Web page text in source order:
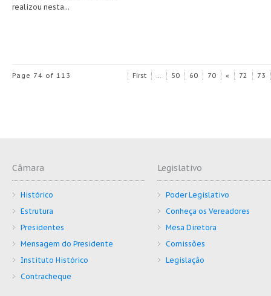
realizou nesta...
Page 74 of 113 First ... 50 60 70 « 72 73
Câmara
Histórico
Estrutura
Presidentes
Mensagem do Presidente
Instituto Histórico
Contracheque
Legislativo
Poder Legislativo
Conheça os Vereadores
Mesa Diretora
Comissões
Legislação